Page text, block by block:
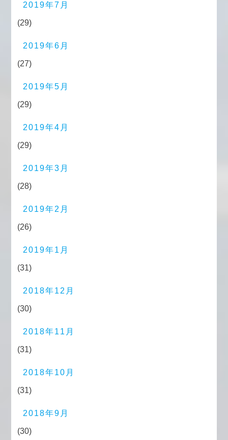
2019年7月
(29)
2019年6月
(27)
2019年5月
(29)
2019年4月
(29)
2019年3月
(28)
2019年2月
(26)
2019年1月
(31)
2018年12月
(30)
2018年11月
(31)
2018年10月
(31)
2018年9月
(30)